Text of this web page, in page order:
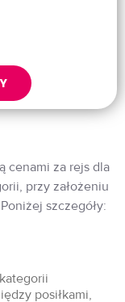
cenami za rejs dla
przy założeniu
szczegóły:
posiłkami,